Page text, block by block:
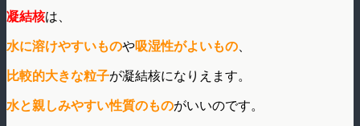
凝結核は、
水に溶けやすいものや吸湿性がよいもの
比較的大きな粒子が凝結核になりえます。
水と親しみやすい性質のものがいいのです。